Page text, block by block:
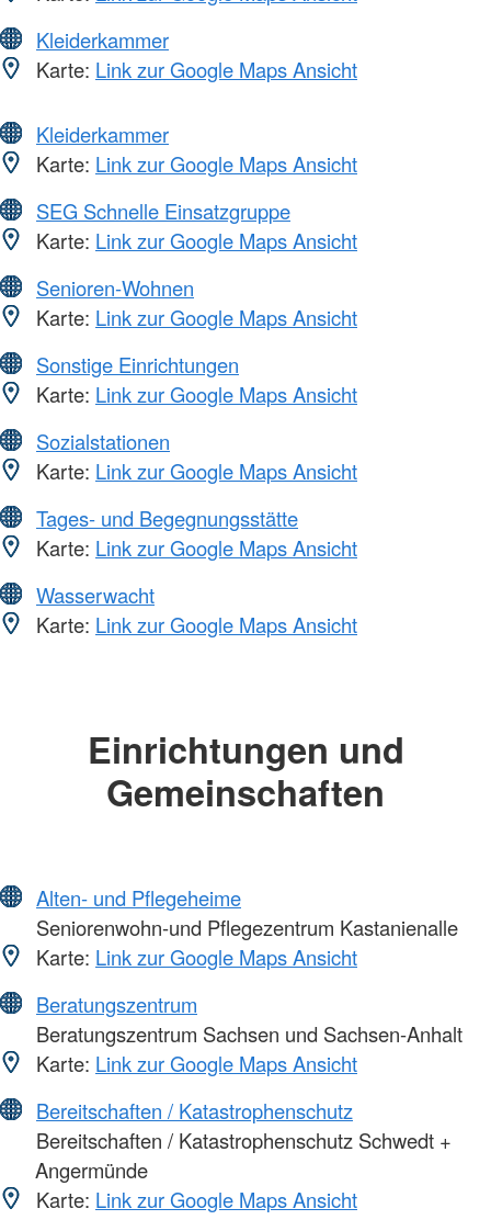
Kleiderkammer
Karte: Link zur Google Maps Ansicht
Kleiderkammer
Karte: Link zur Google Maps Ansicht
SEG Schnelle Einsatzgruppe
Karte: Link zur Google Maps Ansicht
Senioren-Wohnen
Karte: Link zur Google Maps Ansicht
Sonstige Einrichtungen
Karte: Link zur Google Maps Ansicht
Sozialstationen
Karte: Link zur Google Maps Ansicht
Tages- und Begegnungsstätte
Karte: Link zur Google Maps Ansicht
Wasserwacht
Karte: Link zur Google Maps Ansicht
Einrichtungen und
Gemeinschaften
Alten- und Pflegeheime
Seniorenwohn-und Pflegezentrum Kastanienalle
Karte: Link zur Google Maps Ansicht
Beratungszentrum
Beratungszentrum Sachsen und Sachsen-Anhalt
Karte: Link zur Google Maps Ansicht
Bereitschaften / Katastrophenschutz
Bereitschaften / Katastrophenschutz Schwedt +
Angermünde
Karte: Link zur Google Maps Ansicht